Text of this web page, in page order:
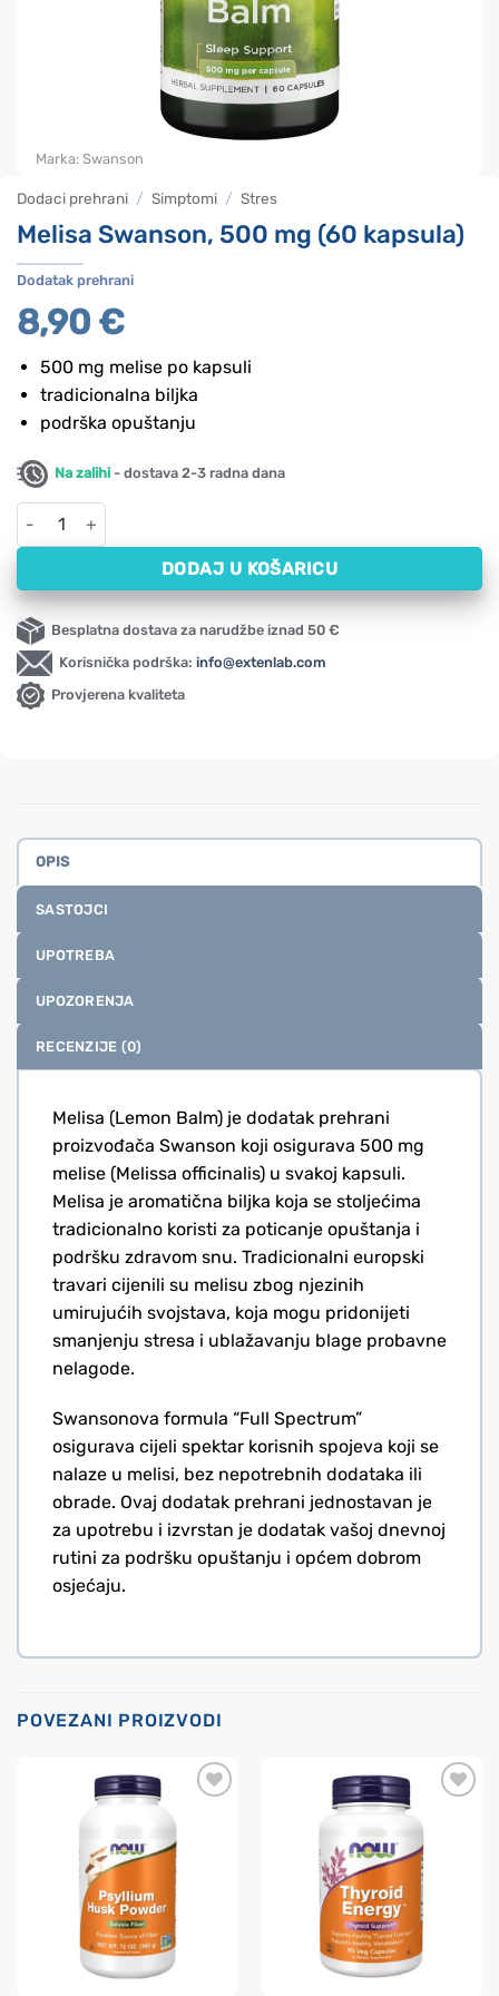
Dodaci prehrani / Simptomi / Stres
Melisa Swanson, 500 mg (60 kapsula)
Dodatak prehrani
8,90 €
500 mg melise po kapsuli
tradicionalna biljka
podrška opuštanju
Na zalihi - dostava 2-3 radna dana
Melisa Swanson, 500 mg (60 kapsula) količina
DODAJ U KOŠARICU
Besplatna dostava za narudžbe iznad 50 €
Korisnička podrška: info@extenlab.com
Provjerena kvaliteta
Marka: Swanson
OPIS
SASTOJCI
UPOTREBA
UPOZORENJA
RECENZIJE (0)
Melisa (Lemon Balm) je dodatak prehrani
proizvođača Swanson koji osigurava 500 mg
melise (Melissa officinalis) u svakoj kapsuli.
Melisa je aromatična biljka koja se stoljećima
tradicionalno koristi za poticanje opuštanja i
podršku zdravom snu. Tradicionalni europski
travari cijenili su melisu zbog njezinih
umirujućih svojstava, koja mogu pridonijeti
smanjenju stresa i ublažavanju blage probavne
nelagode.
Swansonova formula “Full Spectrum”
osigurava cijeli spektar korisnih spojeva koji se
nalaze u melisi, bez nepotrebnih dodataka ili
obrade. Ovaj dodatak prehrani jednostavan je
za upotrebu i izvrstan je dodatak vašoj dnevnoj
rutini za podršku opuštanju i općem dobrom
osjećaju.
POVEZANI PROIZVODI